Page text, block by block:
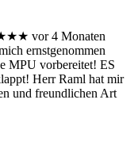
vor 4 Monaten
ernstgenommen
MPU vorbereitet! ES
Herr Raml hat mir
und freundlichen Art